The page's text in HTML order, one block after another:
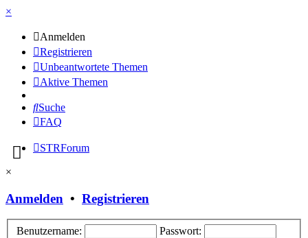
×
Anmelden
Registrieren
Unbeantwortete Themen
Aktive Themen
Suche
FAQ
STRForum
×
Anmelden • Registrieren
Benutzername:
Passwort: